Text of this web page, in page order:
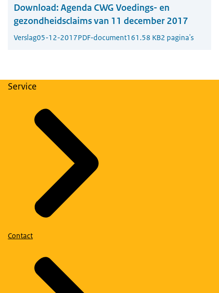
Download: Agenda CWG Voedings- en
gezondheidsclaims van 11 december 2017
Verslag05-12-2017PDF-document161.58 KB2 pagina's
Service
Contact